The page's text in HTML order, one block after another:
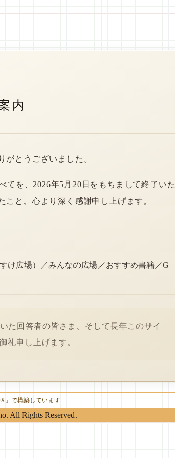
内
とうございました。
てを、2026年5月20日をもちまして終了いた
と、心より深く感謝申し上げます。
け広場）／みんなの広場／おすすめ書籍／G
た回答者の皆さま、そして長年このサイ
礼申し上げます。
」で構築しています
All Rights Reserved.